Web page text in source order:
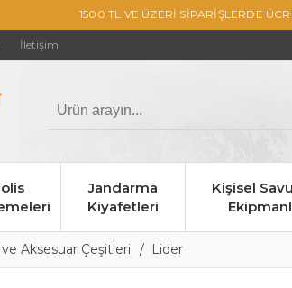
1500 TL VE ÜZERİ SİPARİŞLERDE
İletişim
Jandarma
Kiyafetleri
Kişisel
Aksesuar Çeşitleri Lider